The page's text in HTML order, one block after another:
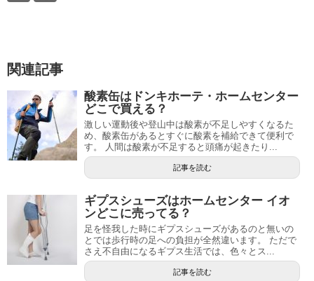
関連記事
酸素缶はドンキホーテ・ホームセンター
どこで買える？
激しい運動後や登山中は酸素が不足しやすくなるた
め、酸素缶があるとすぐに酸素を補給できて便利で
す。 人間は酸素が不足すると頭痛が起きたり...
記事を読む
ギプスシューズはホームセンター イオ
ンどこに売ってる？
足を怪我した時にギプスシューズがあるのと無いの
とでは歩行時の足への負担が全然違います。 ただで
さえ不自由になるギプス生活では、色々とス...
記事を読む